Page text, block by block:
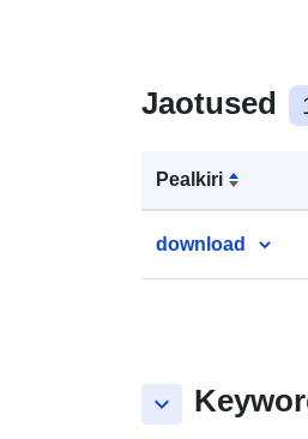
Jaotused
Pealkiri
download
keyboard_arrow_down